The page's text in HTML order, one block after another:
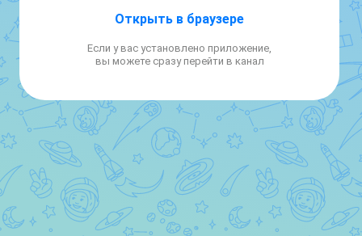
квадрокоптерами. Здесь преподают:
— информационные системы и
— монтаж, обслуживание и ремонт
биотехнических и медицинских аппаратов и
систем;
— радиотехнические информационные
системы;
— эксплуатацию беспилотных авиационных
систем;
— обеспечение информационной
Открыть в браузере
Если у вас установлено приложение,
вы можете сразу перейти в канал